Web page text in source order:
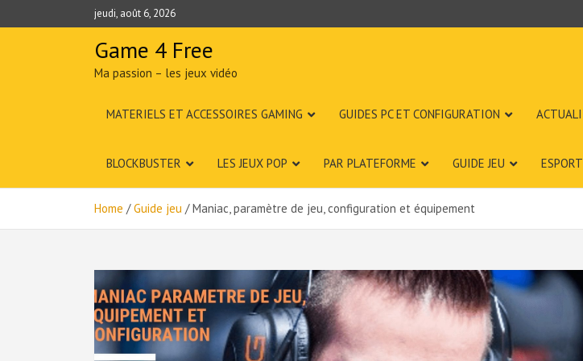
to
jeudi, août 6, 2026
Game 4 Free
Ma passion – les jeux vidéo
MATERIELS ET ACCESSOIRES GAMING GUIDES PC ET CONFIGURATION
BLOCKBUSTER LES JEUX POP PAR PLATEFORME GUIDE JEU ESPORT
Home Guide jeu Maniac, paramètre de jeu, configuration et équipement